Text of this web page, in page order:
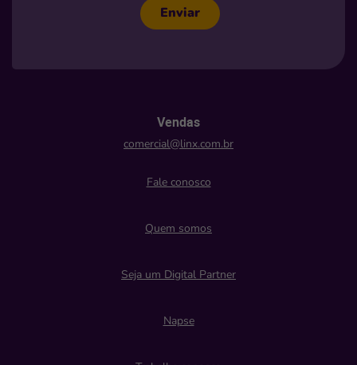
Enviar
Vendas
comercial@linx.com.br
Fale conosco
Quem somos
Seja um Digital Partner
Napse